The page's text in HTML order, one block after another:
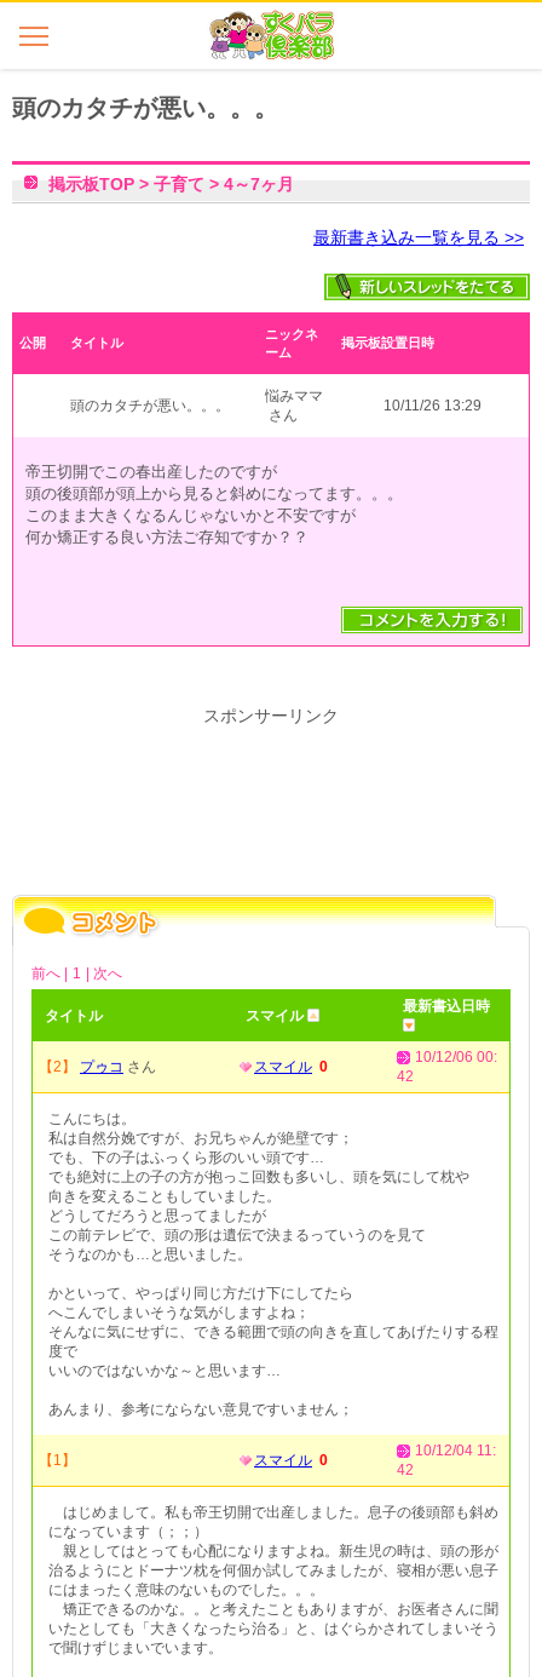
頭のカタチが悪い。。。
最新書き込み一覧を見る >>
掲示板TOP > 子育て > 4～7ヶ月
公開 タイトル
ニックネ
ーム
掲示板設置日時
頭のカタチが悪い。。。
悩みママ
さん
10/11/26 13:29
帝王切開でこの春出産したのですが
頭の後頭部が頭上から見ると斜めになってます。。。
このまま大きくなるんじゃないかと不安ですが
何か矯正する良い方法ご存知ですか？？
スポンサーリンク
前へ | 1 | 次へ
タイトル スマイル
最新書込日時
【2】 プゥコ さん スマイル 0
10/12/06 00:
42
こんにちは。
私は自然分娩ですが、お兄ちゃんが絶壁です；
でも、下の子はふっくら形のいい頭です…
でも絶対に上の子の方が抱っこ回数も多いし、頭を気にして枕や
向きを変えることもしていました。
どうしてだろうと思ってましたが
この前テレビで、頭の形は遺伝で決まるっていうのを見て
そうなのかも…と思いました。
かといって、やっぱり同じ方だけ下にしてたら
へこんでしまいそうな気がしますよね；
そんなに気にせずに、できる範囲で頭の向きを直してあげたりする程
度で
いいのではないかな～と思います…
あんまり、参考にならない意見ですいません；
【1】 スマイル 0
10/12/04 11:
42
はじめまして。私も帝王切開で出産しました。息子の後頭部も斜め
になっています（；；）
親としてはとっても心配になりますよね。新生児の時は、頭の形が
治るようにとドーナツ枕を何個か試してみましたが、寝相が悪い息子
にはまったく意味のないものでした。。。
矯正できるのかな。。と考えたこともありますが、お医者さんに聞
いたとしても「大きくなったら治る」と、はぐらかされてしまいそう
で聞けずじまいでいます。